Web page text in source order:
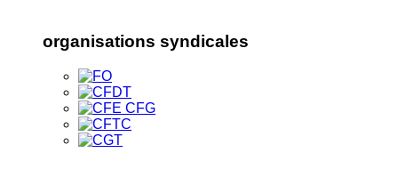
organisations syndicales